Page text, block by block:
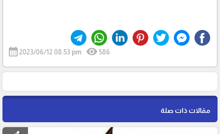
calendar_month2023/06/12 08:53 pm visibility 586
مقالات ذات صلة